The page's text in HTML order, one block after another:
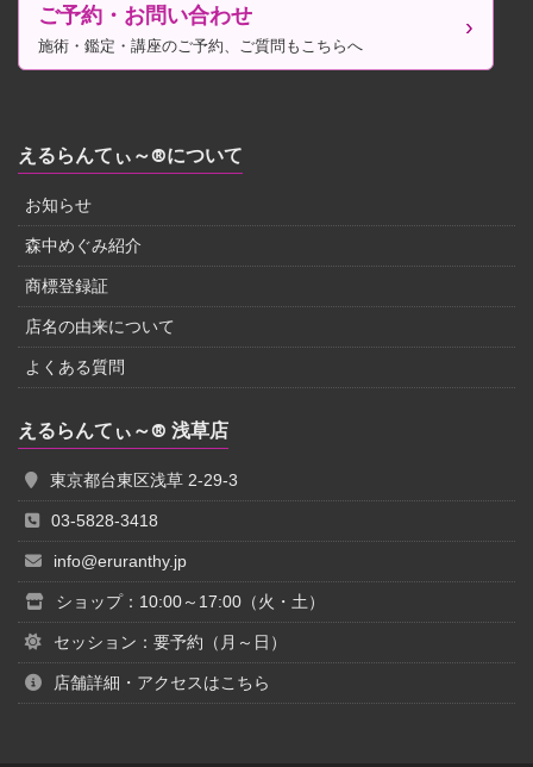
ご予約・お問い合わせ
施術・鑑定・講座のご予約、ご質問もこちらへ
えるらんてぃ～®について
お知らせ
森中めぐみ紹介
商標登録証
店名の由来について
よくある質問
えるらんてぃ～® 浅草店
東京都台東区浅草 2-29-3
03-5828-3418
info@eruranthy.jp
ショップ：10:00～17:00（火・土）
セッション：要予約（月～日）
店舗詳細・アクセスはこちら